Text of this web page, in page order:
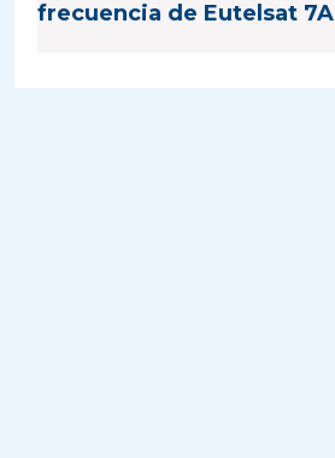
frecuencia de Eutelsat 7A